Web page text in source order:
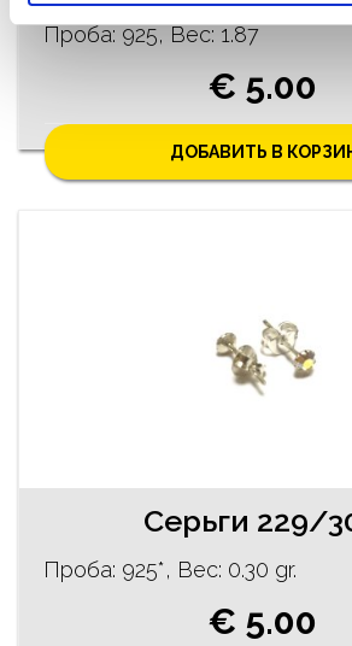
Проба: 925, Bес: 1.87
€ 5.00
ДОБАВИТЬ В
Серьги 229/
Проба: 925*, Bес: 0.30 gr.
€ 5.00